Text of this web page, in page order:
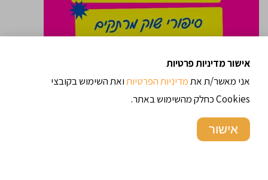
אישור מדיניות פרטיות
אני מאשר/ת אתמדיניות הפרטיותואת השימוש בקובצי
Cookies כחלק מהשימוש באתר.
אישור